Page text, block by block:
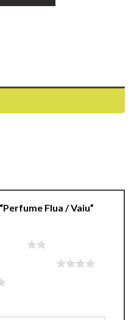
Flua / Vaiu”